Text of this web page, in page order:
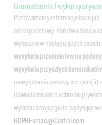
Gromadzenie I
Przetwarzamy informacje takie
adres pocztowy. Państwa dane
wyłącznie w następujących celach:
wysyłania przedmiotów na
wysyłania przyszłych
na wykonaniu umowy, a w celu (ii)
Oświadczeniem o ochronie
wycofać swoją zgodę, wysyłając
GDPREurope@Castrol.com.